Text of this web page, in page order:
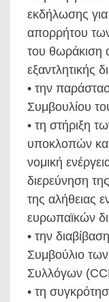
εκδήλωσης
απορρήτου
του θωράκιση
εξαντλητικής
• την
Συμβουλίου
• τη στήριξη
υποκλοπών
νομική
διερεύνηση
της αλήθειας
ευρωπαϊκών
• την
Συμβούλιο
Συλλόγων
• τη